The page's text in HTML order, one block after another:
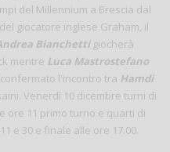
del Millennium a Brescia dal
giocatore inglese Graham, il
Bianchettigiocherà
mentre Luca Mastrostefano
l'incontro tra Hamdi
Venerdì 10 dicembre turni di
ore 11 primo turno e quarti di
e 30 e finale alle ore 17.00.